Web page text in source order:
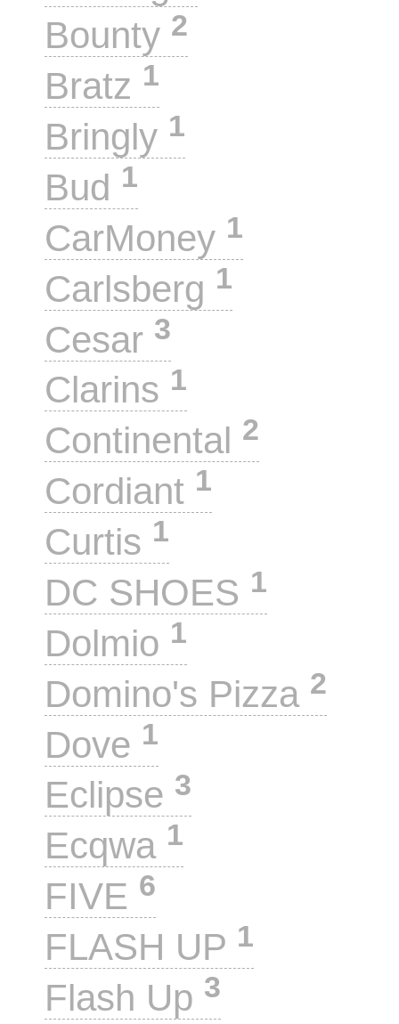
Bounty 2
Bratz 1
Bringly 1
Bud 1
CarMoney 1
Carlsberg 1
Cesar 3
Clarins 1
Continental 2
Cordiant 1
Curtis 1
DC SHOES 1
Dolmio 1
Domino's Pizza 2
Dove 1
Eclipse 3
Ecqwa 1
FIVE 6
FLASH UP 1
Flash Up 3